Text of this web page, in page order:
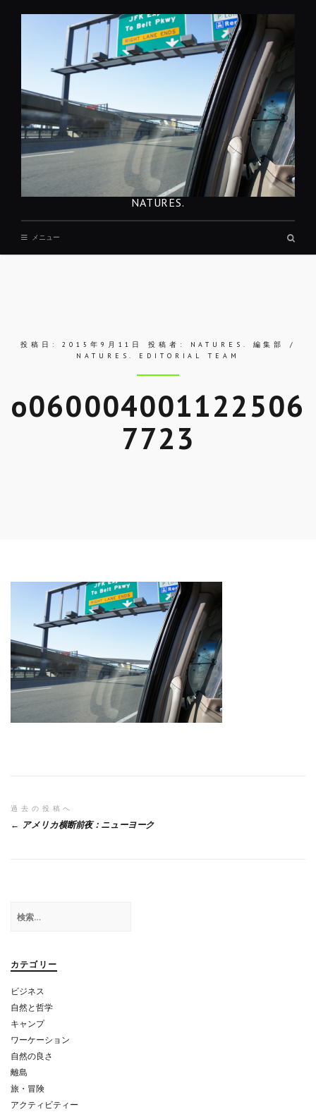
NATURES.
メニュー
投稿日:2015年9月11日 投稿者:
NATURES. 編集部 /
NATURES. EDITORIAL TEAM
o060004001122506
7723
投
ゲ
シ
ョ
ン
過去の投稿へ
アメリカ横断前夜：ニューヨーク
索:
カテゴリー
ビジネス
自然と哲学
キャンプ
ワーケーション
自然の良さ
離島
旅・冒険
アクティビティー